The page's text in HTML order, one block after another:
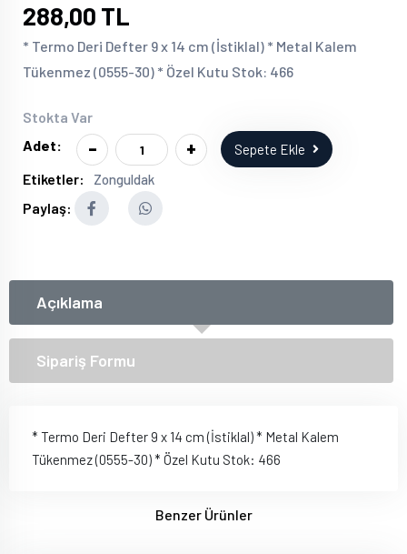
288,00 TL
* Termo Deri Defter 9 x 14 cm (İstiklal) * Metal Kalem
Tükenmez (0555-30) * Özel Kutu Stok: 466
Stokta Var
Adet:
- + Sepete Ekle
Etiketler: Zonguldak
Paylaş:
Açıklama
Sipariş Formu
* Termo Deri Defter 9 x 14 cm (İstiklal) * Metal Kalem
Tükenmez (0555-30) * Özel Kutu Stok: 466
Benzer Ürünler